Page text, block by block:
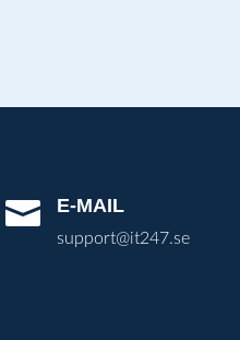
 E-MAIL
support@it247.se